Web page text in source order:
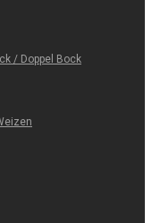
/ Doppel Bock